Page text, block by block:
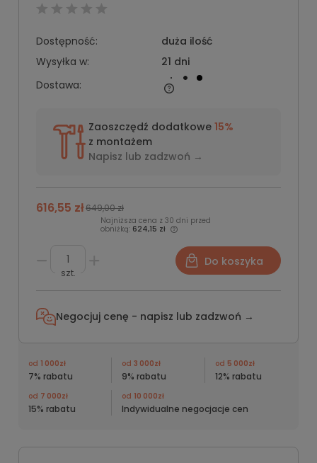
Dostępność:
duża ilość
Wysyłka w:
21 dni
Dostawa:
Zaoszczędź dodatkowe 15%
z montażem
Napisz lub zadzwoń →
616,55 zł649,00 zł
Najniższa cena z 30 dni przed
obniżką: 624,15 zł
szt.
Do koszyka
Negocjuj cenę - napisz lub zadzwoń →
od 1 000zł
7% rabatu
od 3 000zł
9% rabatu
od 5 000zł
12% rabatu
od 7 000zł
15% rabatu
od 10 000zł
Indywidualne negocjacje cen